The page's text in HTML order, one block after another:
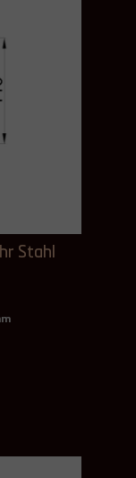
Stahl